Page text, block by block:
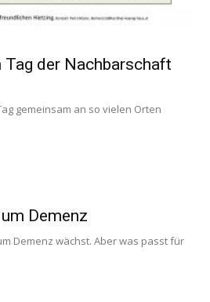
der Nachbarschaft
gemeinsam an so vielen Orten
Demenz
Demenz wächst. Aber was passt für